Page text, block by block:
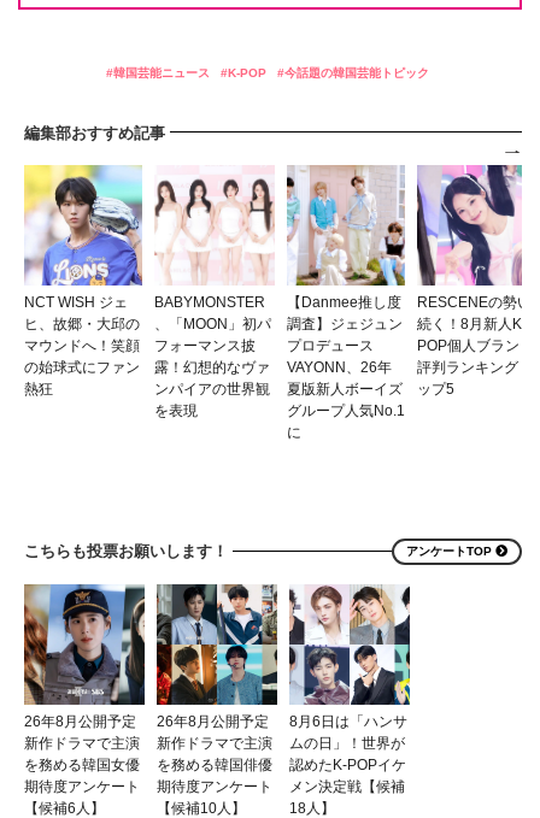
韓国芸能ニュース K-POP 今話題の韓国芸能トピック
編集部おすすめ記事
NCT WISH ジェ
ヒ、故郷・大邱の
マウンドへ！笑顔
の始球式にファン
熱狂
BABYMONSTER
、「MOON」初パ
フォーマンス披
露！幻想的なヴァ
ンパイアの世界観
を表現
【Danmee推し度
調査】ジェジュン
プロデュース
VAYONN、26年
夏版新人ボーイズ
グループ人気No.1
に
RESCENEの勢い
続く！8月新人K-
POP個人ブランド
評判ランキングト
ップ5
こちらも投票お願いします！ アンケートTOP
26年8月公開予定
新作ドラマで主演
を務める韓国女優
期待度アンケート
【候補6人】
26年8月公開予定
新作ドラマで主演
を務める韓国俳優
期待度アンケート
【候補10人】
8月6日は「ハンサ
ムの日」！世界が
認めたK-POPイケ
メン決定戦【候補
18人】